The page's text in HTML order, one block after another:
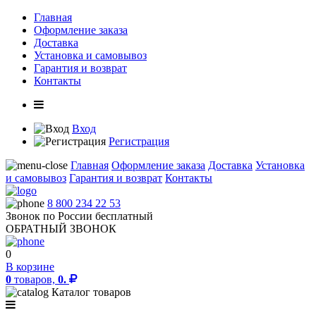
Главная
Оформление заказа
Доставка
Установка и самовывоз
Гарантия и возврат
Контакты
Вход
Регистрация
Главная Оформление заказа Доставка Установка
и самовывоз Гарантия и возврат Контакты
8 800 234 22 53
Звонок по России бесплатный
ОБРАТНЫЙ ЗВОНОК
0
В корзине
0 товаров, 0.
Каталог товаров